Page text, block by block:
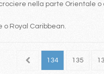
nella parte Orientale o
o Royal Caribbean.
133 134 135